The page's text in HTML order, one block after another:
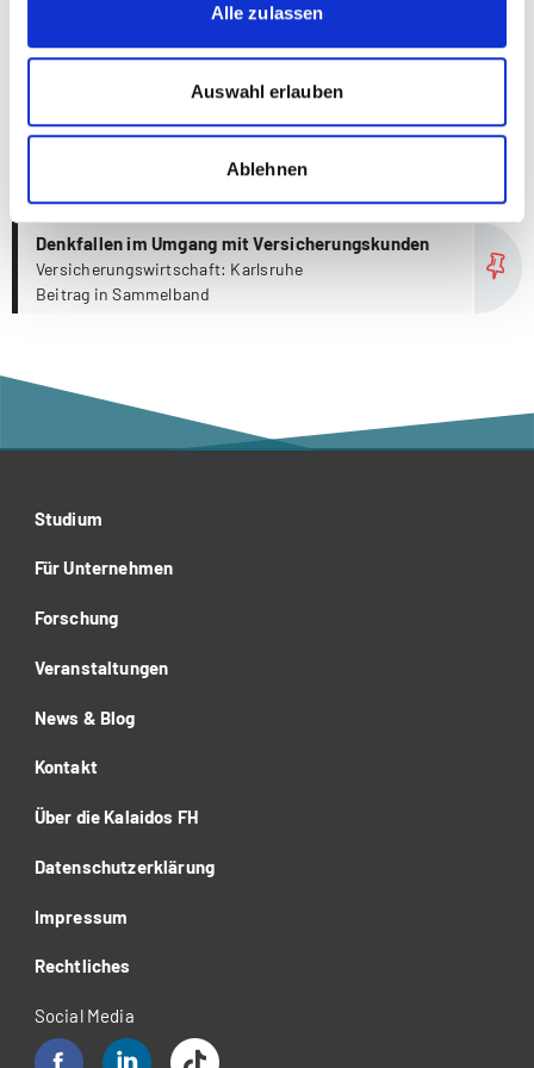
Alle zulassen
Auswahl erlauben
Ablehnen
Frankfurt am Main: Frankfurt School
Beitrag in Sammelband
Herausforderung 2013: Momente der Wahrheit
Versicherungswirtschaft: Karlsruhe
Denkfallen im Umgang mit Versicherungskunden
Versicherungswirtschaft: Karlsruhe
Beitrag in Sammelband
Studium
Für Unternehmen
Forschung
Veranstaltungen
News & Blog
Kontakt
Über die Kalaidos FH
Datenschutzerklärung
Impressum
Rechtliches
Social Media